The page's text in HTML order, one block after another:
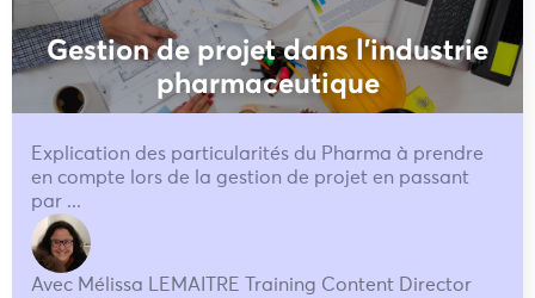
Gestion de projet dans l'industrie
pharmaceutique
Explication des particularités du Pharma à prendre
en compte lors de la gestion de projet en passant
par ...
Avec Mélissa LEMAITRE Training Content Director